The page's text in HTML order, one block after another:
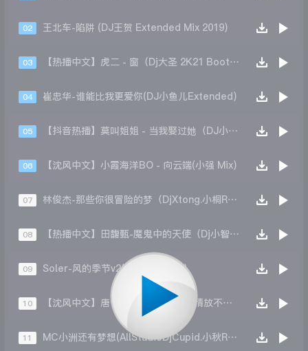
02 王北车-陷阱 (DJ王贺 Extended Mix 2019)
03 【热播中文】虎二 - 窗（Dj大圣 2K21 Bootleg）
04 崔忠华-谁能比我更爱你(DJ小鱼儿Extended)
05 【抖音热播】莫叫姐姐 - 当我娶过她（DJ小强 2k21 bootleg)
06 【沈风中文】小霞海洋BO - 向云端(小强 Mix)
07 林俊杰-那些你很冒险的梦（DjXtong.小桐Remix）
08 【热播中文】田馥甄-魔鬼中的天使（Dj小智_Bootelg）
09 Soler-风的季节v2(Dj.阿伍Remix)
10 【沈风中文】唐伯虎Annie - 有些爱情放不下(Dj.阿洋 Mix)
11 MC小洲还有梦想(AllStudioDjCupid.小秋ReMix)